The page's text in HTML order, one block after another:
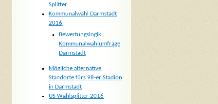
Splitter
Kommunalwahl Darmstadt
2016
Bewertungslogik
Kommunalwahlumfrage
Darmstadt
Mögliche alternative
Standorte fürs 98-er Stadion
in Darmstadt
US Wahlsplitter 2016